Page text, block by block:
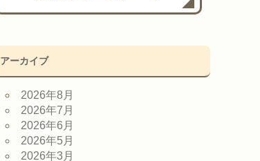
アーカイブ
2026年8月
2026年7月
2026年6月
2026年5月
2026年3月